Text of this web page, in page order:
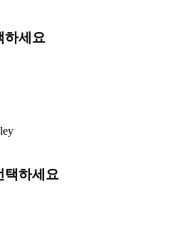
하세요
택하세요